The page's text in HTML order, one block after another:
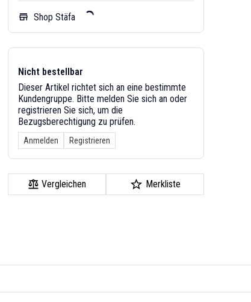
store Shop Stäfa
Nicht bestellbar
Dieser Artikel richtet sich an eine bestimmte
Kundengruppe. Bitte melden Sie sich an oder
registrieren Sie sich, um die
Bezugsberechtigung zu prüfen.
Anmelden Registrieren
Vergleichen Merkliste